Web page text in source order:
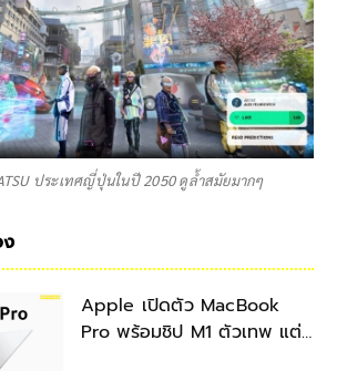
ประเทศญี่ปุ่นในปี 2050 ดูล้ำสมัยมากๆ
Apple เปิดตัว MacBook
Pro พร้อมชิป M1 ตัวเทพ แต่